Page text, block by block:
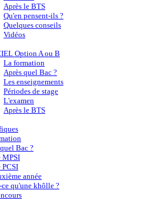
Après le BTS
Qu'en pensent-ils ?
Quelques conseils
Vidéos
Option A ou B
La formation
Après quel Bac ?
Les enseignements
Périodes de stage
L'examen
Après le BTS
Bac ?
MPSI
année
ce qu'une khôlle ?